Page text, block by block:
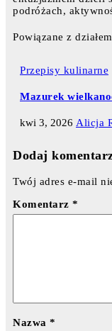
podróżach,
Powiązane z działem
Przepisy kulinarne
Mazurek
kwi 3, 2026 Alicja
Dodaj
Twój adres e-mail
Komentarz *
Nazwa *